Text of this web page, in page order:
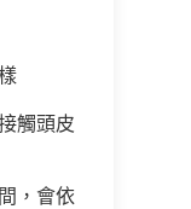
觸頭皮
，會依